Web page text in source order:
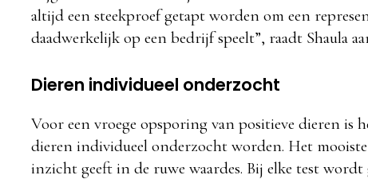
altijd een steekproef getapt worden om een
daadwerkelijk op een bedrijf speelt”, raadt Shaula
Dieren individueel onderzocht
Voor een vroege opsporing van positieve dieren is
dieren individueel onderzocht worden. Het
inzicht geeft in de ruwe waardes. Bij elke test wordt